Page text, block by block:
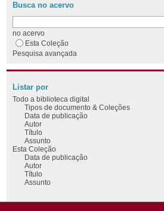
Busca no acervo
no acervo
Esta Coleção
Pesquisa avançada
Listar por
Todo a biblioteca digital
Tipos de documento & Coleções
Data de publicação
Autor
Título
Assunto
Esta Coleção
Data de publicação
Autor
Título
Assunto